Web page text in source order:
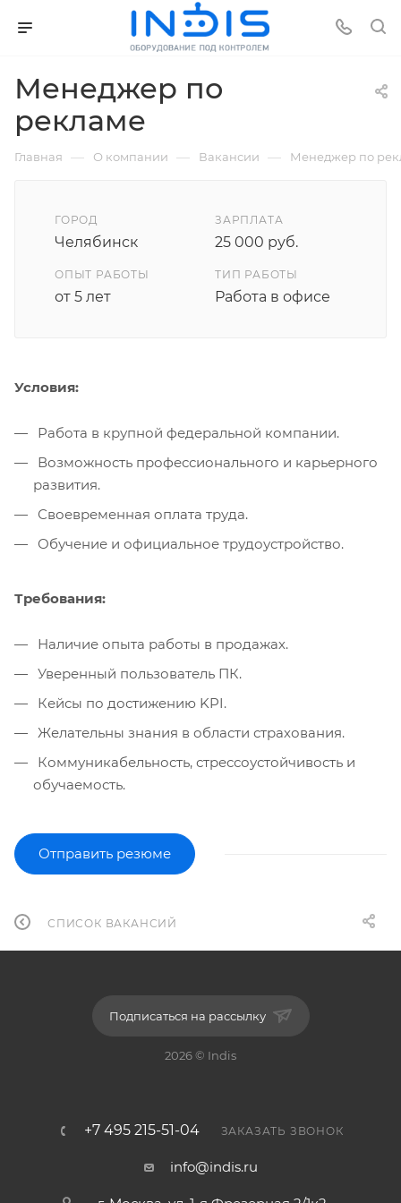
Менеджер по
рекламе
Главная — О компании — Вакансии — Менеджер по
ГОРОД
Челябинск
ЗАРПЛАТА
25 000 руб.
ОПЫТ РАБОТЫ
от 5 лет
ТИП РАБОТЫ
Работа в офисе
Условия:
Работа в крупной федеральной компании.
Возможность профессионального и карьерного
развития.
Своевременная оплата труда.
Обучение и официальное трудоустройство.
Требования:
Наличие опыта работы в продажах.
Уверенный пользователь ПК.
Кейсы по достижению KPI.
Желательны знания в области страхования.
Коммуникабельность, стрессоустойчивость и
обучаемость.
Отправить резюме
СПИСОК ВАКАНСИЙ
Подписаться на рассылку
2026 © Indis
+7 495 215-51-04 ЗАКАЗАТЬ ЗВОНОК
info@indis.ru